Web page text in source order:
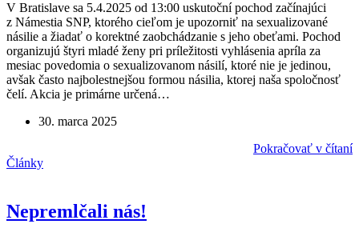
V Bratislave sa 5.4.2025 od 13:00 uskutoční pochod začínajúci
z Námestia SNP, ktorého cieľom je upozorniť na sexualizované
násilie a žiadať o korektné zaobchádzanie s jeho obeťami. Pochod
organizujú štyri mladé ženy pri príležitosti vyhlásenia apríla za
mesiac povedomia o sexualizovanom násilí, ktoré nie je jedinou,
avšak často najbolestnejšou formou násilia, ktorej naša spoločnosť
čelí. Akcia je primárne určená…
30. marca 2025
Pokračovať v čítaní
Články
Nepremlčali nás!